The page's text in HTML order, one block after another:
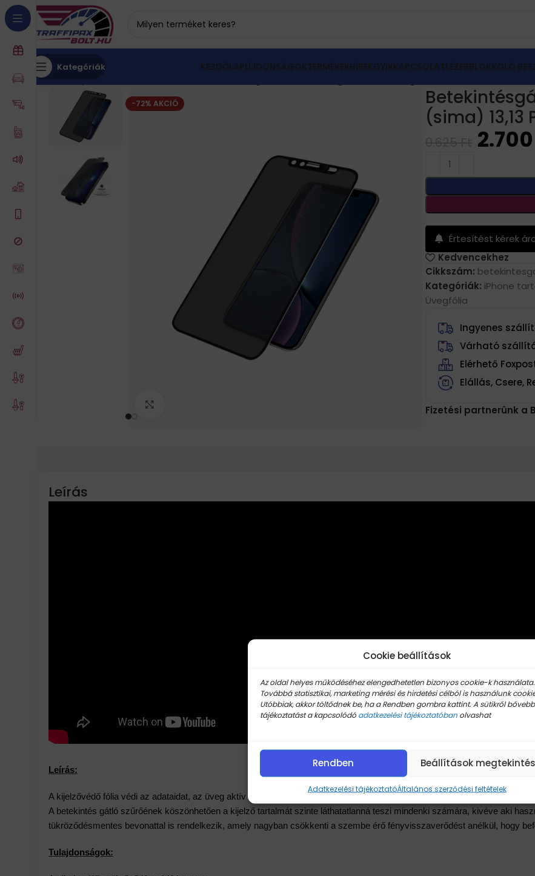
Cookie beállítások
Az oldal helyes működéséhez elengedhetetlen bizonyos cookie-k használata.
Továbbá statisztikai, marketing mérési és hirdetési célból is használunk
Utóbbiak, akkor töltődnek be, ha a Rendben gombra kattint. A sütikről bővebb
tájékoztatást a kapcsolódó adatkezelési tájékoztatóban olvashat
Rendben Beállítások
Adatkezelési tájékoztatóÁltalános szerződési feltételek
Kategóriák KEZDŐLAPÚJDONSÁGOKTERMÉKEKHÍREKGYIKKAPCSOLATLÉZERBLOKKOLÓ
Kezdőlap
-72% AKCIÓ
(sima) 13,13
2.700
Értesítést kérek
Kedvencekhez
Cikkszám:
Kategóriák: iPhone
Üvegfólia
Ingyenes
Várható
Elérhető
Elállás, Csere,
Fizetési partnerünk a
Leírás
Leírás:
A kijelzővédő fólia védi az adataidat, az üveg aktív antimicrobiális védelemmel lett ellátva, így elpusztítja a baktériumokat
A betekintés gátló szűrőének köszönhetően a kijelző tartalmát szinte láthatatlanná teszi mindenki számára, kivéve aki
tükröződésmentes bevonattal is rendelkezik, amely nagyban csökkenti a szembe érő fényvisszaverődést anélkül, hogy
Tulajdonságok: